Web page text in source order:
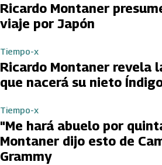
Ricardo Montaner
viaje por Japón
Tiempo-x
Ricardo Montaner revela
que nacerá su nieto
Tiempo-x
"Me hará abuelo por
Montaner dijo esto de
Grammy